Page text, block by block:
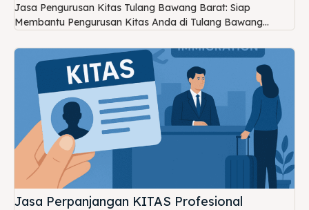
Jasa Pengurusan Kitas Tulang Bawang Barat: Siap
Membantu Pengurusan Kitas Anda di Tulang Bawang...
Jasa Perpanjangan KITAS Profesional